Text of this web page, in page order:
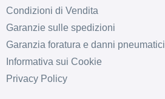
D C
Condizioni di Vendita
Garanzie sulle spedizioni
Garanzia foratura e danni pneumatici
Informativa sui Cookie
Privacy Policy